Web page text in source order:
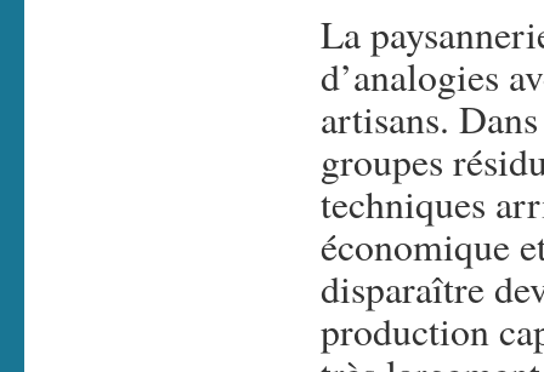
La
d’analogies
artisans.
groupes
techniques
économique
disparaître
production